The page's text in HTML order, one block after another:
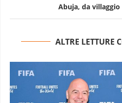
Abuja, da
ALTRE LETTURE